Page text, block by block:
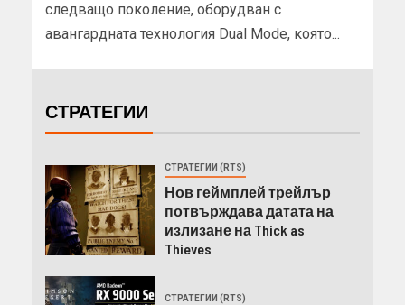
следващо поколение, оборудван с
авангардната технология Dual Mode, която...
СТРАТЕГИИ
СТРАТЕГИИ (RTS)
Нов геймплей трейлър
потвърждава датата на
излизане на Thick as
Thieves
СТРАТЕГИИ (RTS)